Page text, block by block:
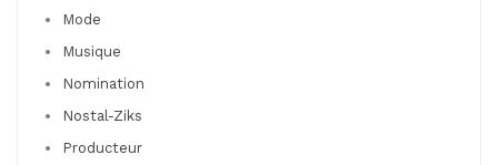
Mode
Musique
Nomination
Nostal-Ziks
Producteur